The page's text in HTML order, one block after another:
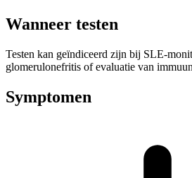
Wanneer testen
Testen kan geïndiceerd zijn bij SLE-
glomerulonefritis of evaluatie van
Symptomen